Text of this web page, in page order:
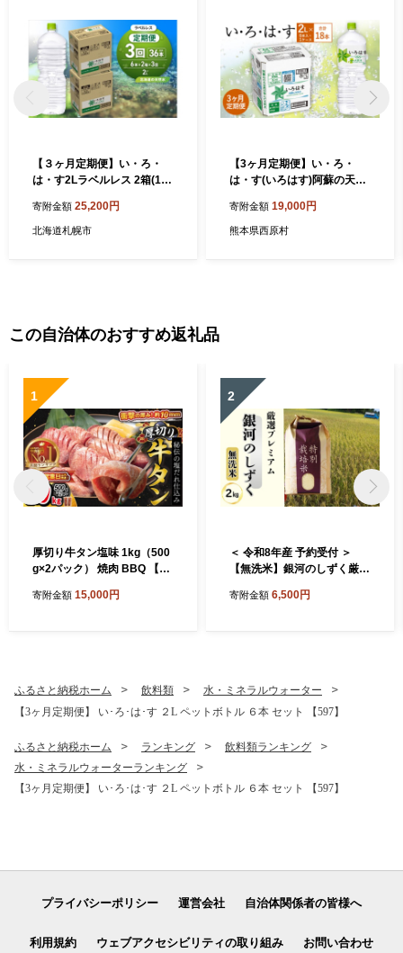
【３ヶ月定期便】い・ろ・
は・す2Lラベルレス 2箱(12
寄附金額 25,200円
北海道札幌市
【3ヶ月定期便】い・ろ・
は・す(いろはす)阿蘇の天然
寄附金額 19,000円
熊本県西原村
この自治体のおすすめ返礼品
1
厚切り牛タン塩味 1kg（500
g×2パック） 焼肉 BBQ 【76
寄附金額 15,000円
2
＜ 令和8年産 予約受付 ＞
【無洗米】銀河のしずく厳選
肥料）2kg 【2083】
寄附金額 6,500円
ふるさと納税ホーム 飲料類
水・ミネラルウォーター
【3ヶ月定期便】 い･ろ･は･す ２L ペットボトル ６本 セット 【597】
ふるさと納税ホーム ランキング
飲料類ランキング
水・ミネラルウォーターランキング
【3ヶ月定期便】 い･ろ･は･す ２L ペットボトル ６本 セット 【597】
プライバシーポリシー 運営会社 自治体関係者の皆様へ
利用規約 ウェブアクセシビリティの取り組み お問い合わせ